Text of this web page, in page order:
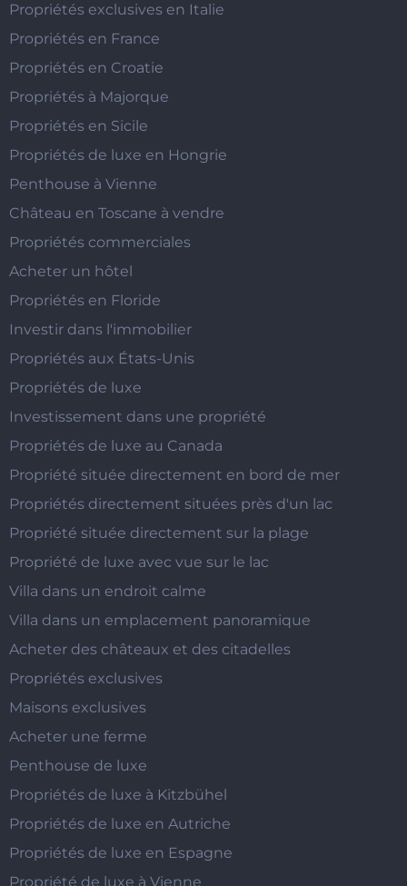
Propriétés exclusives en Italie
Propriétés en France
Propriétés en Croatie
Propriétés à Majorque
Propriétés en Sicile
Propriétés de luxe en Hongrie
Penthouse à Vienne
Château en Toscane à vendre
Propriétés commerciales
Acheter un hôtel
Propriétés en Floride
Investir dans l'immobilier
Propriétés aux États-Unis
Propriétés de luxe
Investissement dans une propriété
Propriétés de luxe au Canada
Propriété située directement en bord de mer
Propriétés directement situées près d'un lac
Propriété située directement sur la plage
Propriété de luxe avec vue sur le lac
Villa dans un endroit calme
Villa dans un emplacement panoramique
Acheter des châteaux et des citadelles
Propriétés exclusives
Maisons exclusives
Acheter une ferme
Penthouse de luxe
Propriétés de luxe à Kitzbühel
Propriétés de luxe en Autriche
Propriétés de luxe en Espagne
Propriété de luxe à Vienne